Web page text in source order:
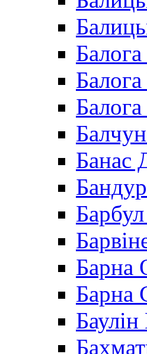
Банас
Барна
Барна